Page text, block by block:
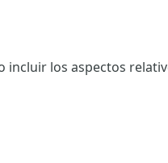
los aspectos